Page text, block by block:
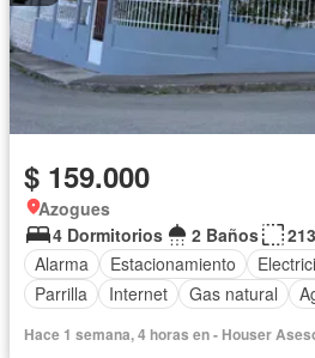
$ 159.000
Azogues
4 Dormitorios
2 Baños
Alarma
Estacionamiento
Parrilla
Internet Gas natural
Hace 1 semana, 4 horas en - Houser